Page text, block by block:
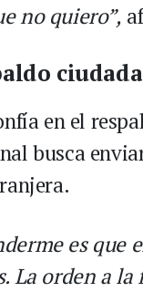
no quiero”,
en el
busca
es que
La orden a